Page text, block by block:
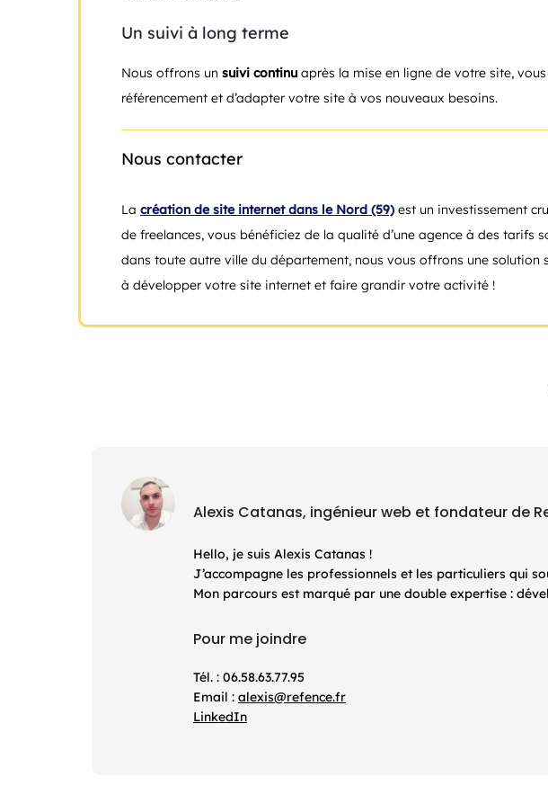
Un suivi à long terme
Nous offrons un suivi continu après la mise en ligne de votre site,
référencement et d’adapter votre site à vos nouveaux besoins.
Nous contacter
La création de site internet dans le Nord (59) est un investissement
de freelances, vous bénéficiez de la qualité d’une agence à des tarifs
dans toute autre ville du département, nous vous offrons une solution
à développer votre site internet et faire grandir votre activité !
Alexis Catanas, ingénieur web et fondateur de
Hello, je suis Alexis Catanas !
J’accompagne les professionnels et les particuliers qui
Mon parcours est marqué par une double expertise :
Pour me joindre
Tél. : 06.58.63.77.95
Email : alexis@refence.fr
LinkedIn